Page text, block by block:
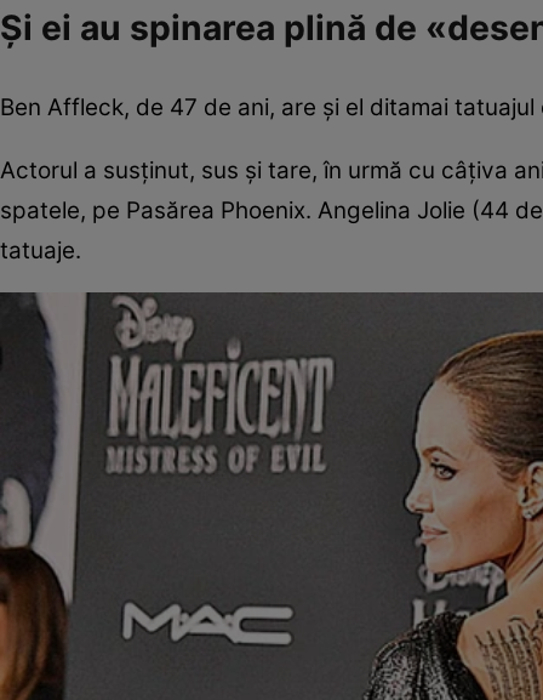
Şi ei au spinarea plină de
Ben Affleck, de 47 de ani, are şi el ditamai
Actorul a susţinut, sus şi tare, în urmă cu câţiva
spatele, pe Pasărea Phoenix. Angelina Jolie (44
tatuaje.